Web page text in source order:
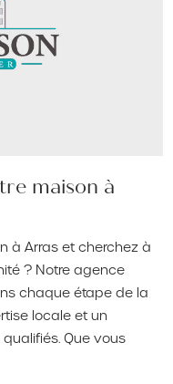
maison à
à Arras et cherchez à
? Notre agence
chaque étape de la
locale et un
Que vous